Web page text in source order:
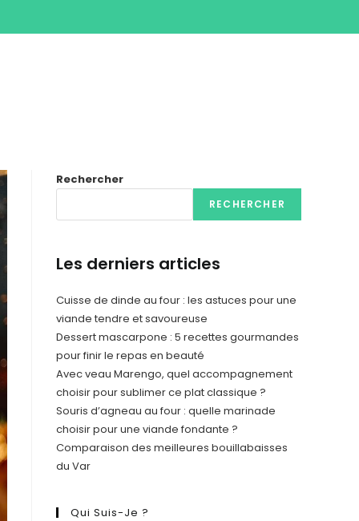
Rechercher
RECHERCHER
Les derniers articles
Cuisse de dinde au four : les astuces pour une
viande tendre et savoureuse
Dessert mascarpone : 5 recettes gourmandes
pour finir le repas en beauté
Avec veau Marengo, quel accompagnement
choisir pour sublimer ce plat classique ?
Souris d’agneau au four : quelle marinade
choisir pour une viande fondante ?
Comparaison des meilleures bouillabaisses
du Var
Qui Suis-Je ?